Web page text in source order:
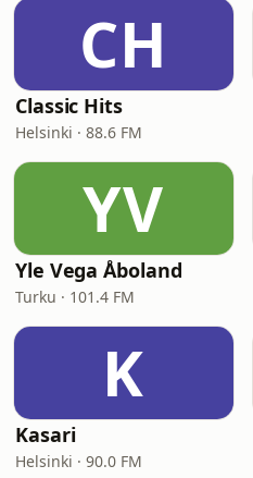
CH
Classic Hits
Helsinki · 88.6 FM
YV
Yle Vega Åboland
Turku · 101.4 FM
K
Kasari
Helsinki · 90.0 FM